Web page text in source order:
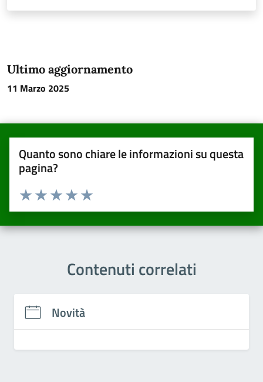
Ultimo aggiornamento
11 Marzo 2025
Quanto sono chiare le informazioni su questa
pagina?
Valuta da 1 a 5 stelle la pagina
Valuta 5 stelle su 5
Valuta 4 stelle su 5
Valuta 3 stelle su 5
Valuta 2 stelle su 5
Valuta una stella su 5
Contenuti correlati
Novità